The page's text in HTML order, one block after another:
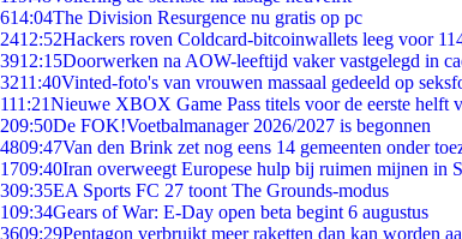
614:04The Division Resurgence nu gratis op pc
2412:52Hackers roven Coldcard-bitcoinwallets leeg voor
3912:15Doorwerken na AOW-leeftijd vaker vastgelegd in
3211:40Vinted-foto's van vrouwen massaal gedeeld op
111:21Nieuwe XBOX Game Pass titels voor de eerste helft
209:50De FOK!Voetbalmanager 2026/2027 is begonnen
4809:47Van den Brink zet nog eens 14 gemeenten onder
1709:40Iran overweegt Europese hulp bij ruimen mijnen in
309:35EA Sports FC 27 toont The Grounds-modus
109:34Gears of War: E-Day open beta begint 6 augustus
3609:29Pentagon verbruikt meer raketten dan kan worden